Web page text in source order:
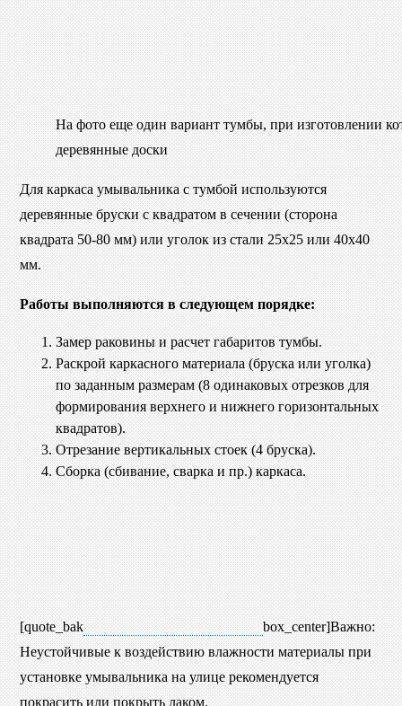
На фото еще один вариант тумбы, при изготовлении
деревянные доски
Для каркаса умывальника с тумбой используются
деревянные бруски с квадратом в сечении (сторона
квадрата 50-80 мм) или уголок из стали 25х25 или 40х40
мм.
Работы выполняются в следующем порядке:
Замер раковины и расчет габаритов тумбы.
Раскрой каркасного материала (бруска или уголка)
по заданным размерам (8 одинаковых отрезков для
формирования верхнего и нижнего горизонтальных
квадратов).
Отрезание вертикальных стоек (4 бруска).
Сборка (сбивание, сварка и пр.) каркаса.
[quote_bak
box_center]Важно:
Неустойчивые к воздействию влажности материалы при
установке умывальника на улице рекомендуется
покрасить или покрыть лаком.